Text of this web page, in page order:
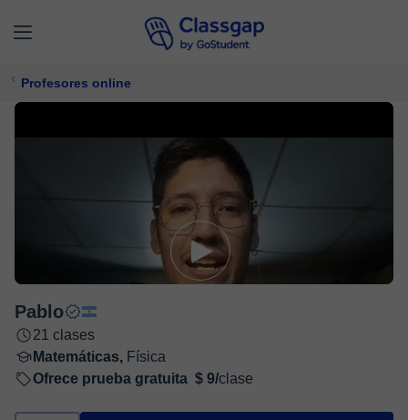
Profesores online
Pablo
21 clases
Matemáticas, Física
Ofrece prueba gratuita $ 9/clase